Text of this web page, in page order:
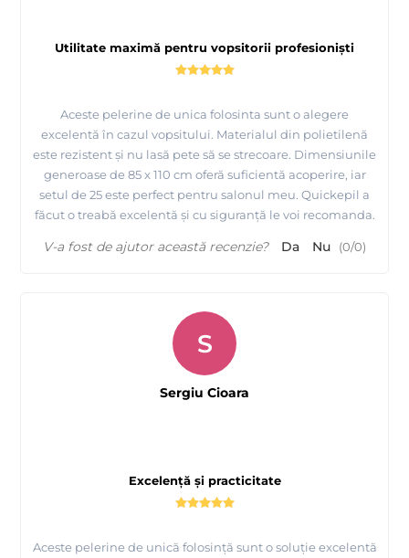
Utilitate maximă pentru vopsitorii profesioniști
Aceste pelerine de unica folosinta sunt o alegere
excelentă în cazul vopsitului. Materialul din polietilenă
este rezistent și nu lasă pete să se strecoare. Dimensiunile
generoase de 85 x 110 cm oferă suficientă acoperire, iar
setul de 25 este perfect pentru salonul meu. Quickepil a
făcut o treabă excelentă și cu siguranță le voi recomanda.
V-a fost de ajutor această recenzie? Da Nu (0/0)
Excelență și practicitate
Aceste pelerine de unică folosință sunt o soluție excelentă
S
Sergiu Cioara